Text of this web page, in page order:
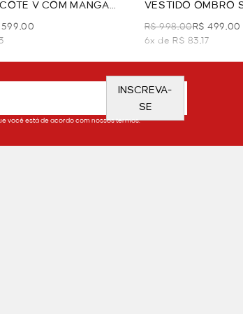
V COM MANGA
599,00
VESTIDO OMBRO
AMPLA - PRETO
R$ 998,00R$ 499,00
6x de R$ 83,17
INSCREVA-
SE
você está de acordo com nossos termos.